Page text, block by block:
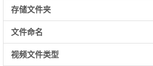
存储文件夹
文件命名
视频文件类型